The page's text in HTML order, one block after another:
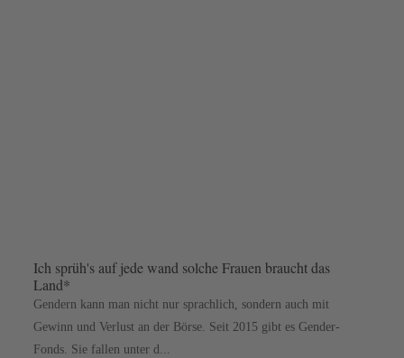
Ich sprüh's auf jede wand solche Frauen braucht das
Land*
Gendern kann man nicht nur sprachlich, sondern auch mit
Gewinn und Verlust an der Börse. Seit 2015 gibt es Gender-
Fonds. Sie fallen unter d...